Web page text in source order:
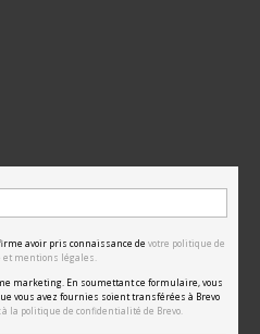
avoir pris connaissance de votre politique de
mentions légales.
marketing. En soumettant ce formulaire, vous
vous avez fournies soient transférées à Brevo
à la politique de confidentialité de Brevo.